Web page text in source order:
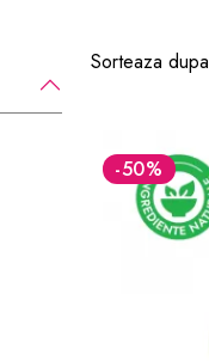
Sorteaza dupa
-50%